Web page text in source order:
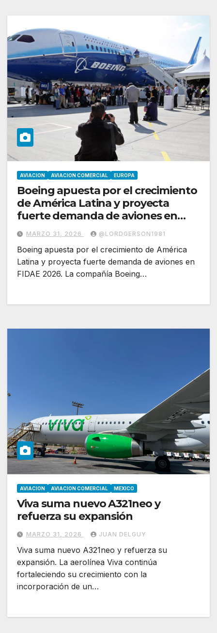
AVIACION AVIACION COMERCIAL EUROPA
Boeing apuesta por el crecimiento
de América Latina y proyecta
fuerte demanda de aviones en
FIDAE 2026
MARZO 31, 2026 @LORDGERSON1981
Boeing apuesta por el crecimiento de América
Latina y proyecta fuerte demanda de aviones en
FIDAE 2026. La compañía Boeing…
AVIACION AVIACION COMERCIAL MEXICO
Viva suma nuevo A321neo y
refuerza su expansión
MARZO 31, 2026 JUAN DELGUY
Viva suma nuevo A321neo y refuerza su
expansión. La aerolínea Viva continúa
fortaleciendo su crecimiento con la
incorporación de un…